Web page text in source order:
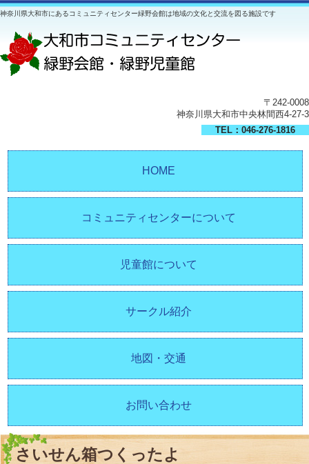
神奈川県大和市にあるコミュニティセンター緑野会館は地域の文化と交流を図る施設です
〒242-0008
神奈川県大和市中央林間西4-27-3
TEL：046-276-1816
HOME
コミュニティセンターについて
児童館について
サークル紹介
地図・交通
お問い合わせ
さいせん箱つくったよ